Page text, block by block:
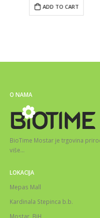
ADD TO CART
O NAMA
BioTime Mostar je trgovina
više…
LOKACIJA
Mepas Mall
Kardinala Stepinca b.b.